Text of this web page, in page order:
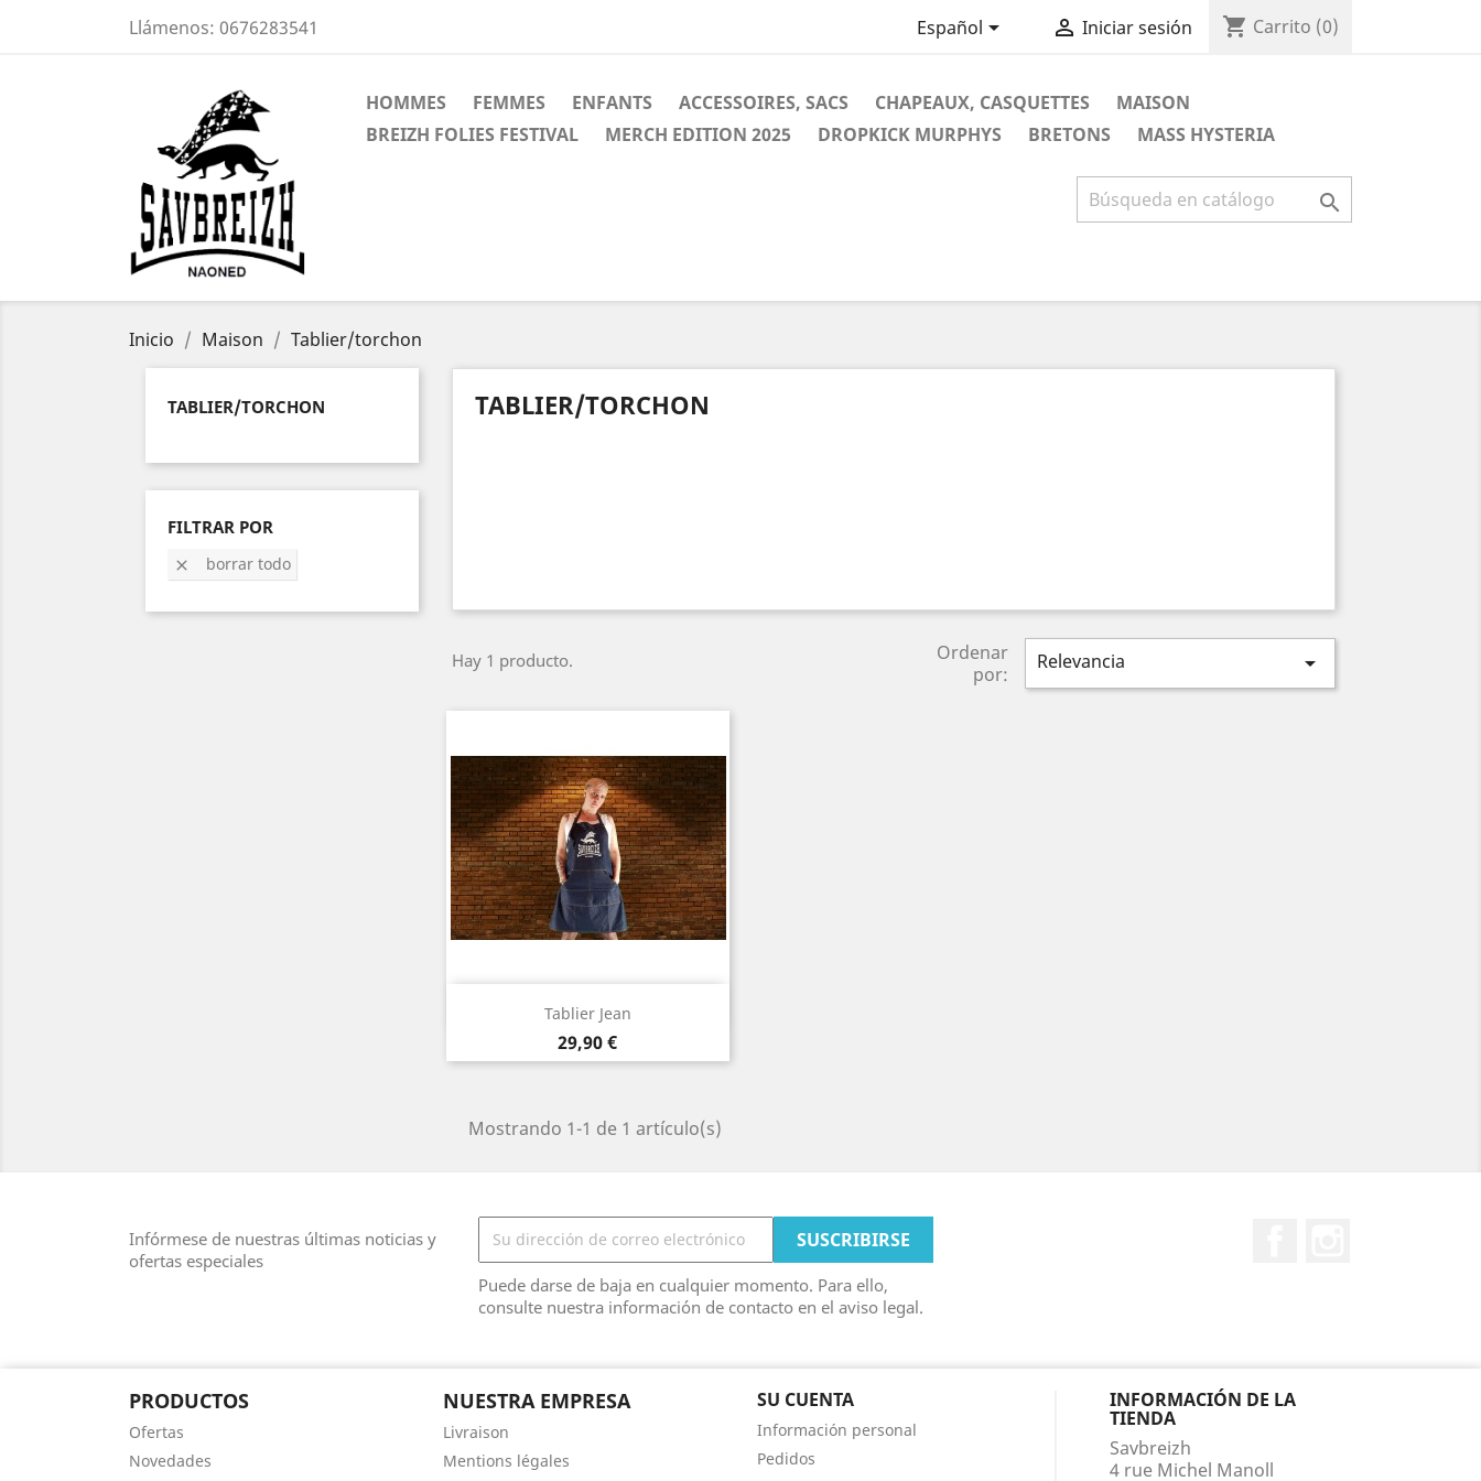
Llámenos: 0676283541 Español  Iniciar sesión shopping_cart Carrito (0)
HOMMES FEMMES ENFANTS ACCESSOIRES, SACS CHAPEAUX, CASQUETTES
MAISON
BREIZH FOLIES FESTIVAL
MERCH EDITION 2025 DROPKICK MURPHYS BRETONS MASS HYSTERIA

Inicio Maison Tablier/torchon
TABLIER/TORCHON
FILTRAR POR
 borrar todo
TABLIER/TORCHON
Hay 1 producto.
Ordenar
por:
Relevancia 
Tablier Jean
Precio
29,90 €
Vista rápida
Mostrando 1-1 de 1 artículo(s)
Infórmese de nuestras últimas noticias y
ofertas especiales
Puede darse de baja en cualquier momento. Para ello,
consulte nuestra información de contacto en el aviso legal.
PRODUCTOS
Ofertas
Novedades
NUESTRA EMPRESA
Livraison
Mentions légales
SU CUENTA
Información personal
Pedidos
INFORMACIÓN DE LA
TIENDA
Savbreizh
4 rue Michel Manoll